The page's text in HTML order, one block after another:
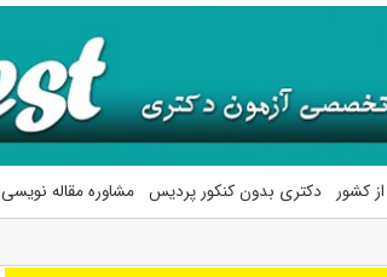
کشور دکتری بدون کنکور پردیس مشاوره مقاله نویسی